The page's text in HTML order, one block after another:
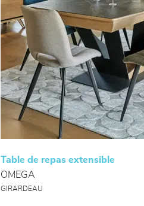
Table de repas extensible
OMEGA
GIRARDEAU